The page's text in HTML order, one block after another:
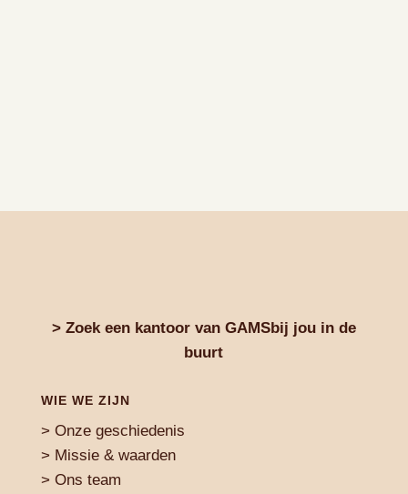
> Zoek een kantoor van GAMSbij jou in de
buurt
WIE WE ZIJN
> Onze geschiedenis
> Missie & waarden
> Ons team